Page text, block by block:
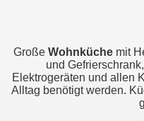
GroßeWohnküchemit
und
Elektrogeräten und allen
Alltag benötigt werden.